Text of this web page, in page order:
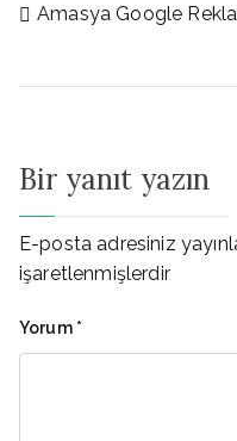
Yazı
Amasya Google
Bir yanıt yazın
E-posta adresiniz
işaretlenmişlerdir
Yorum *